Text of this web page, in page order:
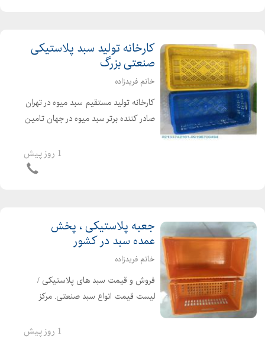
کارخانه تولید سبد پلاستیکی
صنعتی بزرگ
خانم فریدزاده
کارخانه تولید مستقیم سبد میوه در تهران
صادر کننده برتر سبد میوه در جهان تامین
مستقیم سبد صنعتی بزرگ با مناسب
1 روز پیش
جعبه پلاستیکی ، پخش
عمده سبد در کشور
خانم فریدزاده
فروش و قیمت سبد های پلاستیکی /
لیست قیمت انواع سبد صنعتی. مرکز
و تک فروشی مواد تولیدی پلی اتیلن
1 روز پیش